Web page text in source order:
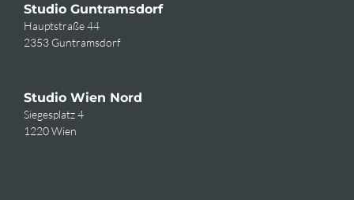
Studio Guntramsdorf
Hauptstraße 44
2353 Guntramsdorf
Studio Wien Nord
Siegesplatz 4
1220 Wien